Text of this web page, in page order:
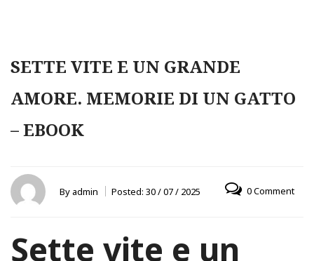
SETTE VITE E UN GRANDE
AMORE. MEMORIE DI UN GATTO
– EBOOK
By admin Posted: 30 / 07 / 2025 0 Comment
Sette vite e un